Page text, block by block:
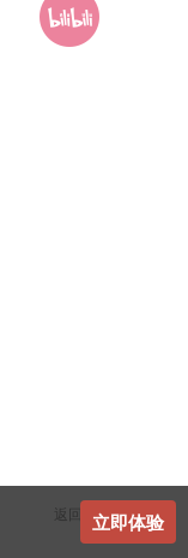
返回顶部立即体验